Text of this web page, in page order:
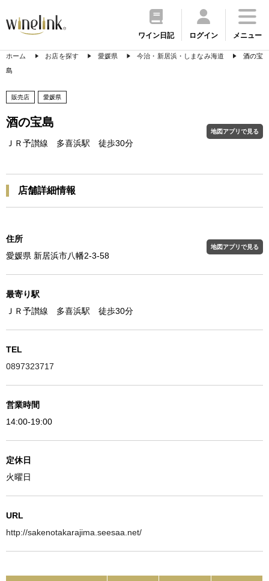
ワイン日記 ログイン メニュー
ホーム お店を探す 愛媛県 今治・新居浜・しまなみ海道
酒の宝
島
販売店 愛媛県
酒の宝島
ＪＲ予讃線 多喜浜駅 徒歩30分
地図アプリで見る
店舗詳細情報
住所
愛媛県 新居浜市八幡2-3-58
地図アプリで見る
最寄り駅
ＪＲ予讃線 多喜浜駅 徒歩30分
TEL
0897323717
営業時間
14:00-19:00
定休日
火曜日
URL
http://sakenotakarajima.seesaa.net/